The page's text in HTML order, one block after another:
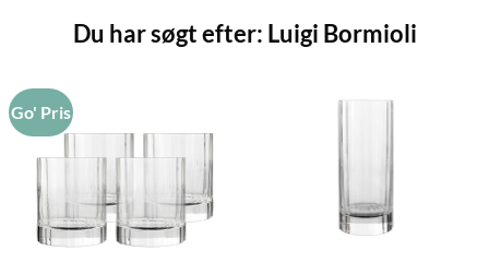
Du har søgt efter: Luigi Bormioli
Go' Pris